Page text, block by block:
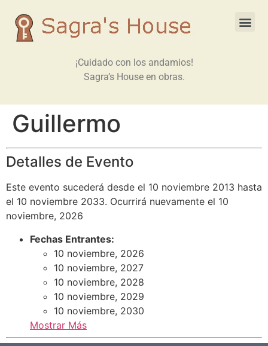
¡Cuidado con los andamios!
Sagra’s House en obras.
Guillermo
Detalles de Evento
Este evento sucederá desde el 10 noviembre 2013 hasta
el 10 noviembre 2033. Ocurrirá nuevamente el 10
noviembre, 2026
Fechas Entrantes:
10 noviembre, 2026
10 noviembre, 2027
10 noviembre, 2028
10 noviembre, 2029
10 noviembre, 2030
Mostrar Más